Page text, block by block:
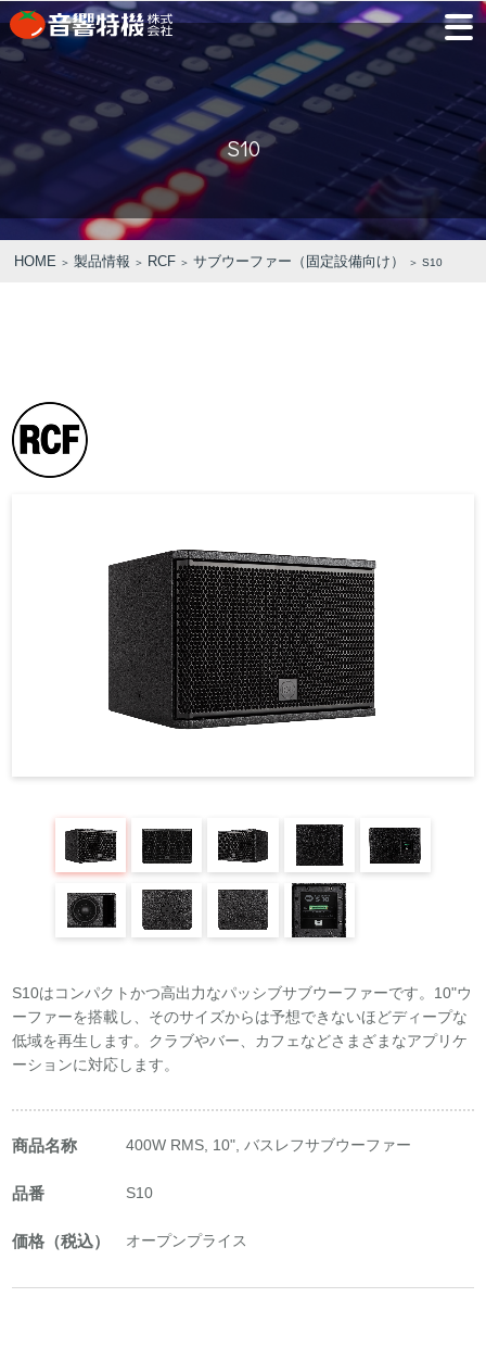
EN
PRODUCTS
製品情報
⾳響特機の特長
CONCEPT
⾳響特機の特長
特
機
の
特
モ
ル
ル
ー
ム
PICK UP TRAINING
COMPANY
企業情報
概
要
営
所
社
沿
革
採
情
報
REPAIR
S10
HOME ＞製品情報 ＞ RCF ＞サブウーファー（固定設備向け） ＞ S10
S10はコンパクトかつ高出力なパッシブサブウーファーです。10"ウ
ーファーを搭載し、そのサイズからは予想できないほどディープな
低域を再生します。クラブやバー、カフェなどさまざまなアプリケ
ーションに対応します。
商品名称 400W RMS, 10", バスレフサブウーファー
品番 S10
価格（税込） オープンプライス